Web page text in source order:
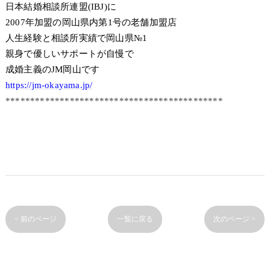
日本結婚相談所連盟(IBJ)に
2007年加盟の岡山県内第1号の老舗加盟店
人生経験と相談所実績で岡山県№1
親身で優しいサポートが自慢で
成婚主義のJM岡山です
https://jm-okayama.jp/
********************************************
< 前のページ 一覧に戻る 次のページ >